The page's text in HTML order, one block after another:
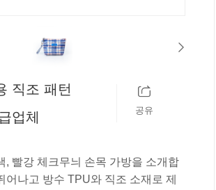
직조 패턴
업체
공유
, 빨강 체크무늬 손목 가방을 소개합
어나고 방수 TPU와 직조 소재로 제